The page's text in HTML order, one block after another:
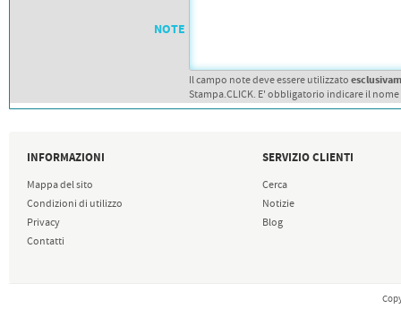
NOTE
Il campo note deve essere utilizzato
Stampa.CLICK. E' obbligatorio indicare il
INFORMAZIONI
Mappa del sito
Condizioni di utilizzo
Privacy
Contatti
SERVIZIO CLIENTI
Cerca
Notizie
Blog